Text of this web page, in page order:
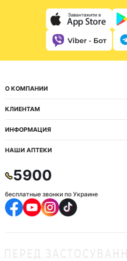
О КОМПАНИИ
КЛИЕНТАМ
ИНФОРМАЦИЯ
НАШИ АПТЕКИ
5900
бесплатные звонки по Украине